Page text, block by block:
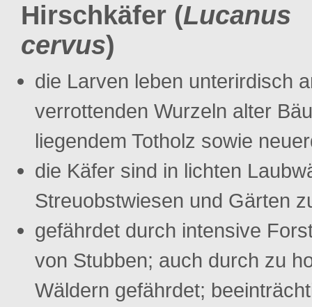
Hirschkäfer (Lucanus
cervus)
die Larven leben unterirdisch
verrottenden Wurzeln alter
liegendem Totholz sowie
die Käfer sind in lichten
Streuobstwiesen und Gärten
gefährdet durch intensive
von Stubben; auch durch zu
Wäldern gefährdet;